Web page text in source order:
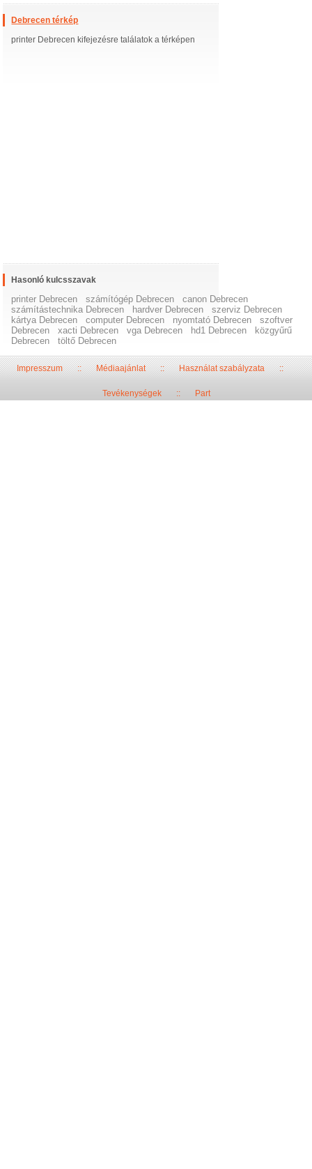
Debrecen térkép
printer Debrecen kifejezésre találatok a térképen
Hasonló kulcsszavak
printer Debrecen számítógép Debrecen
canon Debrecen
számítástechnika Debrecen
hardver Debrecen
szerviz Debrecen
kártya Debrecen
computer Debrecen nyomtató Debrecen
szoftver
Debrecen
xacti Debrecen vga Debrecen hd1 Debrecen
közgyűrű
Debrecen
töltő Debrecen
Impresszum::Médiaajánlat::Használat szabályzata::
Tevékenységek:: Part